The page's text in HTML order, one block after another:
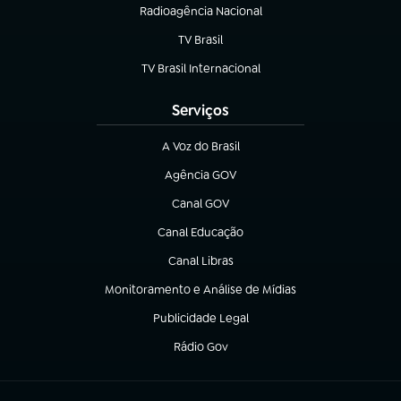
Radioagência Nacional
(abre em nova aba)
TV Brasil
(abre em nova aba)
TV Brasil Internacional
(abre em nova aba)
Serviços
A Voz do Brasil
(abre em nova aba)
Agência GOV
(abre em nova aba)
Canal GOV
(abre em nova aba)
Canal Educação
(abre em nova aba)
Canal Libras
(abre em nova aba)
Monitoramento e Análise de Mídias
(abre em nova aba)
Publicidade Legal
(abre em nova aba)
Rádio Gov
(abre em nova aba)